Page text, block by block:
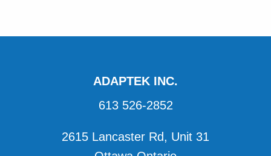
ADAPTEK INC.
613 526-2852
2615 Lancaster Rd, Unit 31